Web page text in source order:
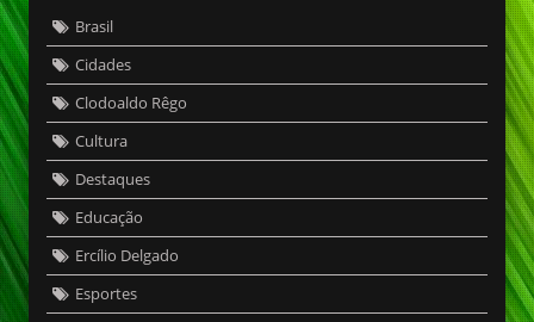
Brasil
Cidades
Clodoaldo Rêgo
Cultura
Destaques
Educação
Ercílio Delgado
Esportes